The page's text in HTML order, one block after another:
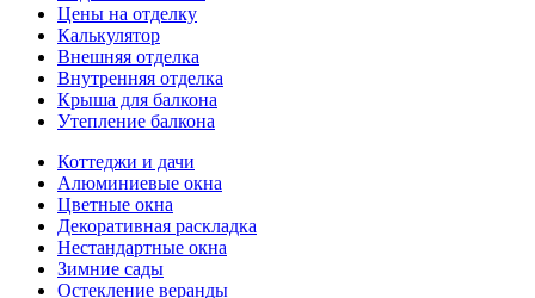
Цены на отделку
Калькулятор
Внешняя отделка
Внутренняя отделка
Крыша для балкона
Утепление балкона
Коттеджи и дачи
Алюминиевые окна
Цветные окна
Декоративная раскладка
Нестандартные окна
Зимние сады
Остекление веранды